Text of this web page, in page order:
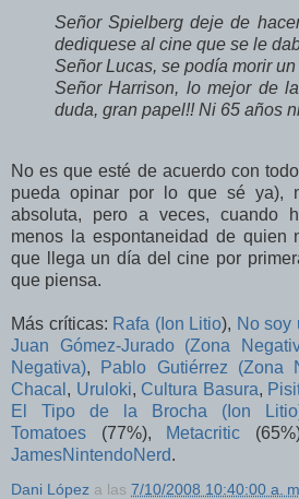
Señor Spielberg deje de
dediquese al cine que se le
Señor Lucas, se podía morir un
Señor Harrison, lo mejor de
duda, gran papel!! Ni 65 años
No es que esté de acuerdo con
pueda opinar por lo que sé ya),
absoluta, pero a veces, cuando
menos la espontaneidad de quien
que llega un día del cine por
que piensa.
Más críticas: Rafa (Ion Litio), No soy
Juan Gómez-Jurado (Zona
Negativa), Pablo Gutiérrez (Zona
Chacal , Uruloki, Cultura Basura,
El Tipo de la Brocha (Ion
Tomatoes (77%), Metacritic
JamesNintendoNerd.
Dani López a las 7/10/2008 10:40:00 a. m.